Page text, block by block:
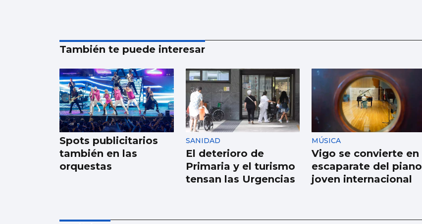
También te puede interesar
Spots publicitarios
también en las
orquestas
SANIDAD
El deterioro de
Primaria y el turismo
tensan las Urgencias
MÚSICA
Vigo se convierte en
escaparate del piano
joven internacional